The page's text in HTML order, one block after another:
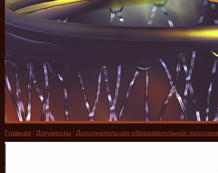
Главная / Документы / Дополнительная образовательная